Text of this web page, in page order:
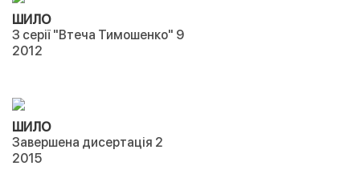
ШИЛО
З серії "Втеча Тимошенко" 9
2012
ШИЛО
Завершена дисертація 2
2015